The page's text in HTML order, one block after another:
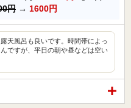
円 → 1600円
天風呂も良いです。時間帯によっ
ですが、平日の朝や昼などは空い